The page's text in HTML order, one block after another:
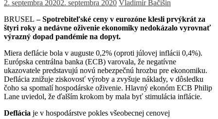
2. septembra 20202. septembra 2020 Vladimír Bačišin
BRUSEL – Spotrebiteľské ceny v eurozóne klesli prvýkrát za
štyri roky a nedávne oživenie ekonomiky nedokázalo vyrovnať
výrazný dopad pandémie na dopyt.
Miera deflácie bola v auguste 0,2% (oproti júlovej inflácii 0,4%).
Európska centrálna banka (ECB) varovala, že negatívne
ukazovatele predstavujú novú nebezpečnú hrozbu pre ekonomiku.
Deflácia znižuje ziskovosť výroby a zvyšuje náklady, v dôsledku
čoho sa spomalí hospodárske oživenie. Hlavný ekonóm ECB Philip
Lane uviedol, že ďalším krokom by mala byť stimulácia inflácie.
Deflácia je v hospodárstve pokles všeobecnej cenovej